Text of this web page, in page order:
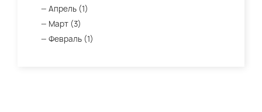
Апрель (1)
Март (3)
Февраль (1)